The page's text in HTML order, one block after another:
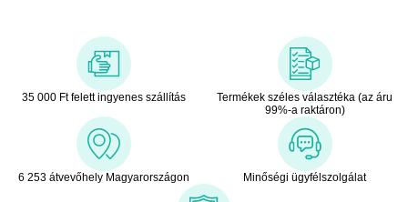
35 000 Ft felett ingyenes szállítás
Termékek széles választéka (az áru
99%-a raktáron)
6 253 átvevőhely Magyarországon Minőségi ügyfélszolgálat